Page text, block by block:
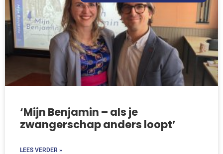
‘Mijn Benjamin – als je
zwangerschap anders loopt’
LEES VERDER »